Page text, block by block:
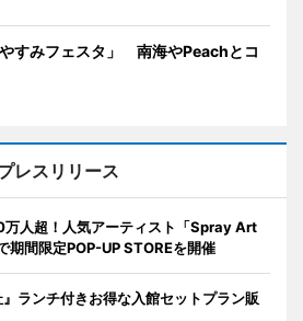
すみフェスタ」 南海やPeachとコ
レスリリース
人超！人気アーティスト「Spray Art
期間限定POP-UP STOREを開催
ランチ付きお得な入館セットプラン販